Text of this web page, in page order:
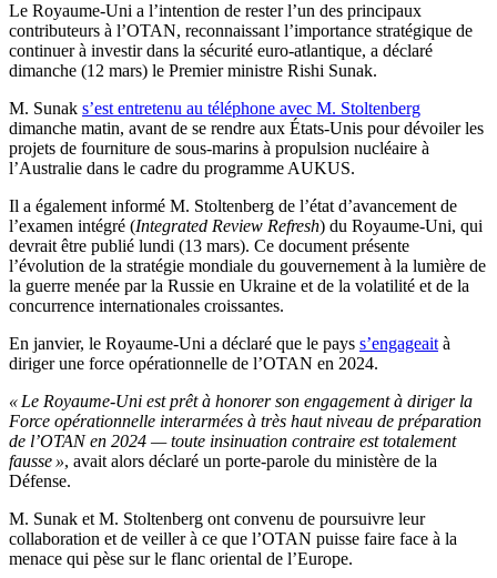
Le Royaume-Uni a l’intention de rester l’un des principaux
contributeurs à l’OTAN, reconnaissant l’importance stratégique de
continuer à investir dans la sécurité euro-atlantique, a déclaré
dimanche (12 mars) le Premier ministre Rishi Sunak.
M. Sunak s’est entretenu au téléphone avec M. Stoltenberg
dimanche matin, avant de se rendre aux États-Unis pour dévoiler les
projets de fourniture de sous-marins à propulsion nucléaire à
l’Australie dans le cadre du programme AUKUS.
Il a également informé M. Stoltenberg de l’état d’avancement de
l’examen intégré (Integrated Review Refresh) du Royaume-Uni, qui
devrait être publié lundi (13 mars). Ce document présente
l’évolution de la stratégie mondiale du gouvernement à la lumière de
la guerre menée par la Russie en Ukraine et de la volatilité et de la
concurrence internationales croissantes.
En janvier, le Royaume-Uni a déclaré que le pays s’engageait à
diriger une force opérationnelle de l’OTAN en 2024.
« Le Royaume-Uni est prêt à honorer son engagement à diriger la
Force opérationnelle interarmées à très haut niveau de préparation
de l’OTAN en 2024 — toute insinuation contraire est totalement
fausse », avait alors déclaré un porte-parole du ministère de la
Défense.
M. Sunak et M. Stoltenberg ont convenu de poursuivre leur
collaboration et de veiller à ce que l’OTAN puisse faire face à la
menace qui pèse sur le flanc oriental de l’Europe.